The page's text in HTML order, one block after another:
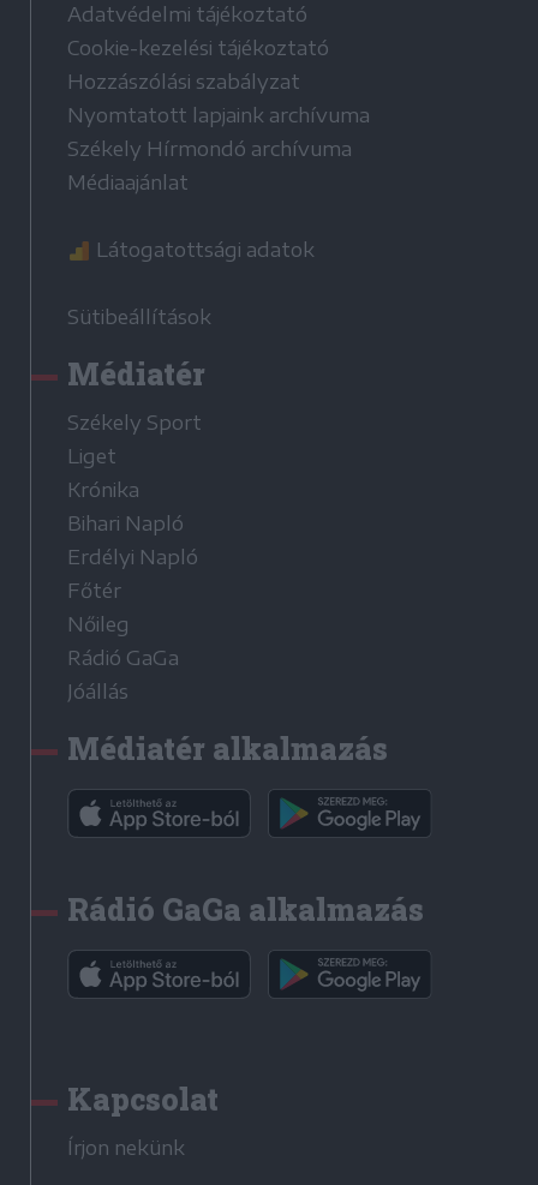
Adatvédelmi tájékoztató
Cookie-kezelési tájékoztató
Hozzászólási szabályzat
Nyomtatott lapjaink archívuma
Székely Hírmondó archívuma
Médiaajánlat
Látogatottsági adatok
Sütibeállítások
Médiatér
Székely Sport
Liget
Krónika
Bihari Napló
Erdélyi Napló
Főtér
Nőileg
Rádió GaGa
Jóállás
Médiatér alkalmazás
Rádió GaGa alkalmazás
Kapcsolat
Írjon nekünk